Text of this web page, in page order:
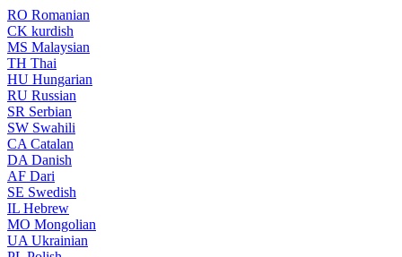
RO Romanian
CK kurdish
MS Malaysian
TH Thai
HU Hungarian
RU Russian
SR Serbian
SW Swahili
CA Catalan
DA Danish
AF Dari
SE Swedish
IL Hebrew
MO Mongolian
UA Ukrainian